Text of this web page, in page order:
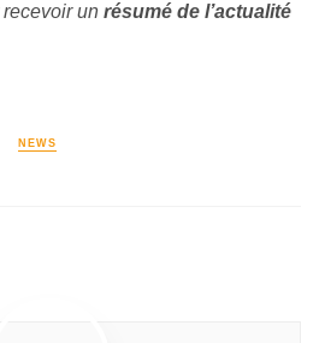
un résumé de l’actualité
NEWS